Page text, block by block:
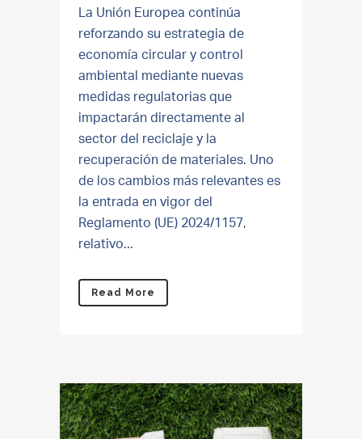
La Unión Europea continúa
reforzando su estrategia de
economía circular y control
ambiental mediante nuevas
medidas regulatorias que
impactarán directamente al
sector del reciclaje y la
recuperación de materiales. Uno
de los cambios más relevantes es
la entrada en vigor del
Reglamento (UE) 2024/1157,
relativo...
Read More